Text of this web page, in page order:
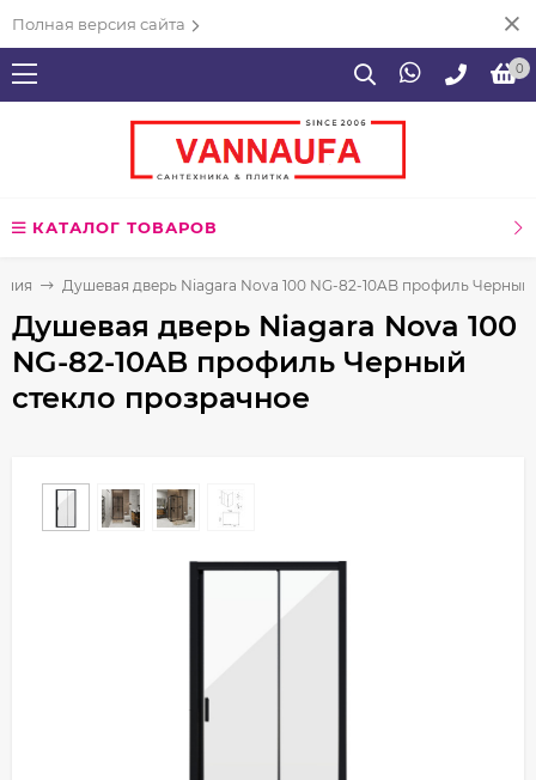
Полная версия сайта
0
КАТАЛОГ ТОВАРОВ
Душевая дверь Niagara Nova 100 NG-82-10AB профиль Черный
Душевая дверь Niagara Nova 100
NG-82-10AB профиль Черный
стекло прозрачное